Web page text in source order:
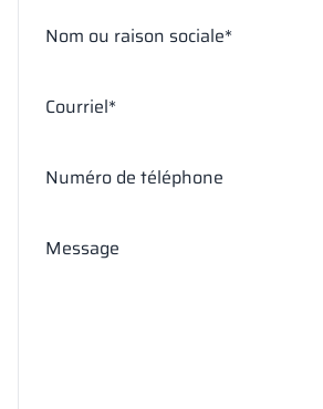
Nom ou raison sociale*
Courriel*
Numéro de téléphone
Message